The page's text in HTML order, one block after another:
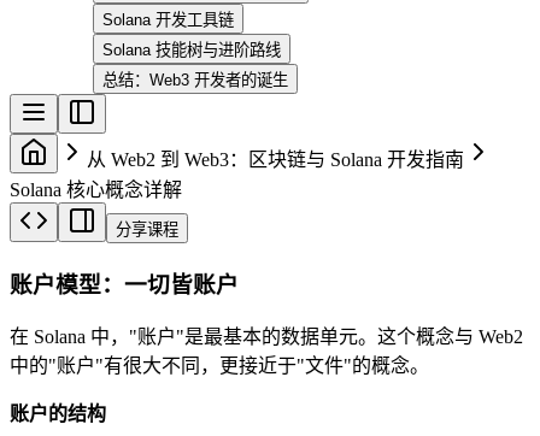
Solana 开发工具链
Solana 技能树与进阶路线
总结：Web3 开发者的诞生
从 Web2 到 Web3：区块链与 Solana 开发指南
Solana 核心概念详解
分享课程
账户模型：一切皆账户
在 Solana 中，"账户"是最基本的数据单元。这个概念与 Web2
中的"账户"有很大不同，更接近于"文件"的概念。
账户的结构